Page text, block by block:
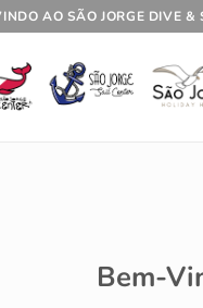
AO SÃO JORGE DIVE &
Bem-